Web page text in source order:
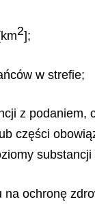
2];
w strefie;
z podaniem,
części
substancji
na ochronę